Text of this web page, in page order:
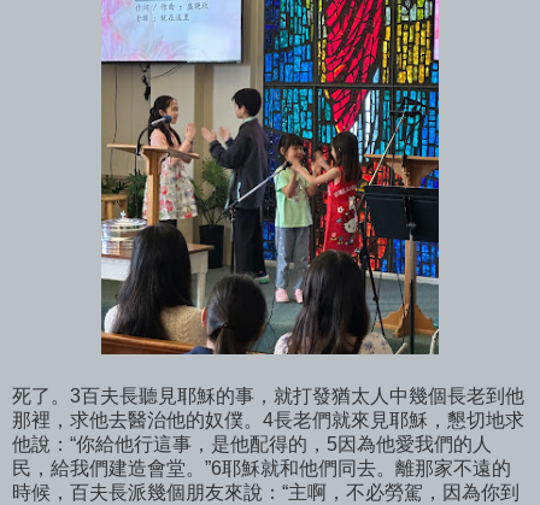
死了。3百夫長聽見耶穌的事，就打發猶太人中幾個長老到他
那裡，求他去醫治他的奴僕。4長老們就來見耶穌，懇切地求
他說：“你給他行這事，是他配得的，5因為他愛我們的人
民，給我們建造會堂。”6耶穌就和他們同去。離那家不遠的
時候，百夫長派幾個朋友來說：“主啊，不必勞駕，因為你到